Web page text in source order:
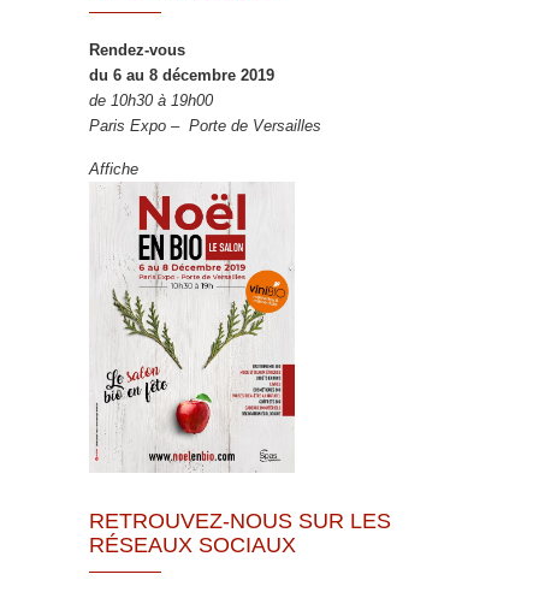
Rendez-vous
du 6 au 8 décembre 2019
de 10h30 à 19h00
Paris Expo – Porte de Versailles
Affiche
RETROUVEZ-NOUS SUR LES
RÉSEAUX SOCIAUX